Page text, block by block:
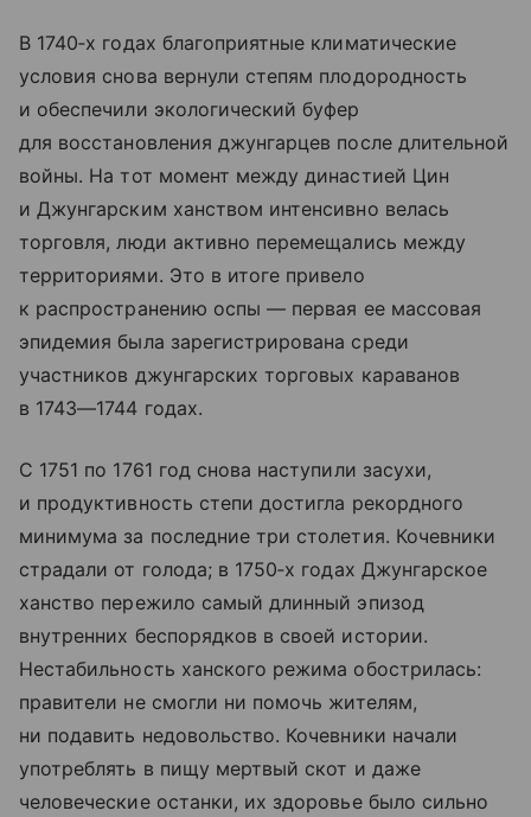
В 1740‑х годах благоприятные климатические
условия снова вернули степям плодородность
и обеспечили экологический буфер
для восстановления джунгарцев после длительной
войны. На тот момент между династией Цин
и Джунгарским ханством интенсивно велась
торговля, люди активно перемещались между
территориями. Это в итоге привело
к распространению оспы — первая ее массовая
эпидемия была зарегистрирована среди
участников джунгарских торговых караванов
в 1743—1744 годах.
С 1751 по 1761 год снова наступили засухи,
и продуктивность степи достигла рекордного
минимума за последние три столетия. Кочевники
страдали от голода; в 1750‑х годах Джунгарское
ханство пережило самый длинный эпизод
внутренних беспорядков в своей истории.
Нестабильность ханского режима обострилась:
правители не смогли ни помочь жителям,
ни подавить недовольство. Кочевники начали
употреблять в пищу мертвый скот и даже
человеческие останки, их здоровье было сильно